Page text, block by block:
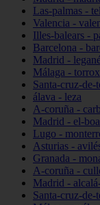
Las-palmas -
Valencia -
Illes-balears -
Barcelona -
Madrid -
Málaga - torrox
Santa-cruz-de-
álava - leza
A-coruña -
Madrid - el-
Lugo -
Asturias -
Granada -
A-coruña -
Madrid -
Santa-cruz-de-